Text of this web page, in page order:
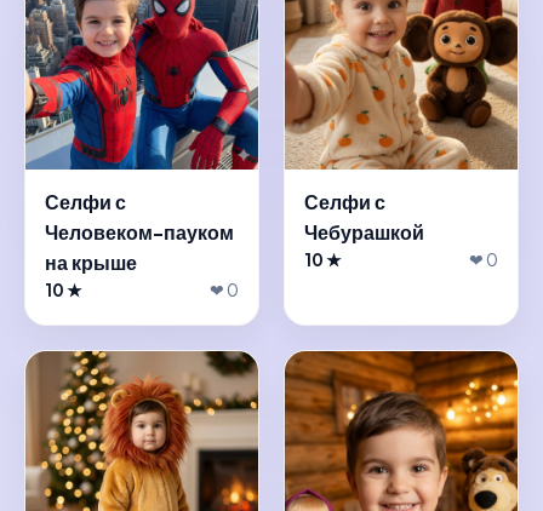
Селфи с
Человеком-пауком
на крыше
10 ★ ❤ 0
Селфи с
Чебурашкой
10 ★ ❤ 0